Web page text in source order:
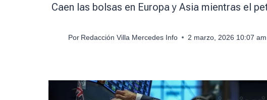
Caen las bolsas en Europa y Asia mientras el
Por Redacción Villa Mercedes Info 2 marzo, 2026 10:07 am